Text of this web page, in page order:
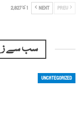
NEXT 1 کا 2,827
سب سے
UNCATEGORIZED